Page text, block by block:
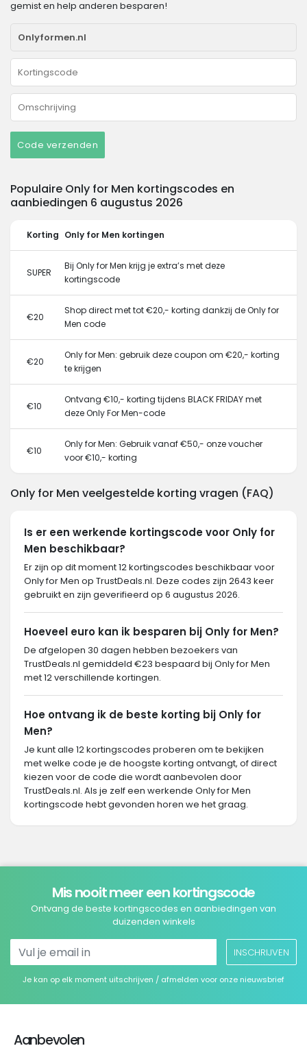
gemist en help anderen besparen!
Code verzenden
Populaire Only for Men kortingscodes en
aanbiedingen 6 augustus 2026
Korting Only for Men kortingen
SUPER
Bij Only for Men krijg je extra’s met deze
kortingscode
€20
Shop direct met tot €20,- korting dankzij de Only for
Men code
€20
Only for Men: gebruik deze coupon om €20,- korting
te krijgen
€10
Ontvang €10,- korting tijdens BLACK FRIDAY met
deze Only For Men-code
€10
Only for Men: Gebruik vanaf €50,- onze voucher
voor €10,- korting
Only for Men veelgestelde korting vragen (FAQ)
Is er een werkende kortingscode voor Only for
Men beschikbaar?
Er zijn op dit moment 12 kortingscodes beschikbaar voor
Only for Men op TrustDeals.nl. Deze codes zijn 2643 keer
gebruikt en zijn geverifieerd op 6 augustus 2026.
Hoeveel euro kan ik besparen bij Only for Men?
De afgelopen 30 dagen hebben bezoekers van
TrustDeals.nl gemiddeld €23 bespaard bij Only for Men
met 12 verschillende kortingen.
Hoe ontvang ik de beste korting bij Only for
Men?
Je kunt alle 12 kortingscodes proberen om te bekijken
met welke code je de hoogste korting ontvangt, of direct
kiezen voor de code die wordt aanbevolen door
TrustDeals.nl. Als je zelf een werkende Only for Men
kortingscode hebt gevonden horen we het graag.
Mis nooit meer een kortingscode
Ontvang de beste kortingscodes en aanbiedingen van
duizenden winkels
INSCHRIJVEN
Je kan op elk moment uitschrijven / afmelden voor onze nieuwsbrief
Aanbevolen